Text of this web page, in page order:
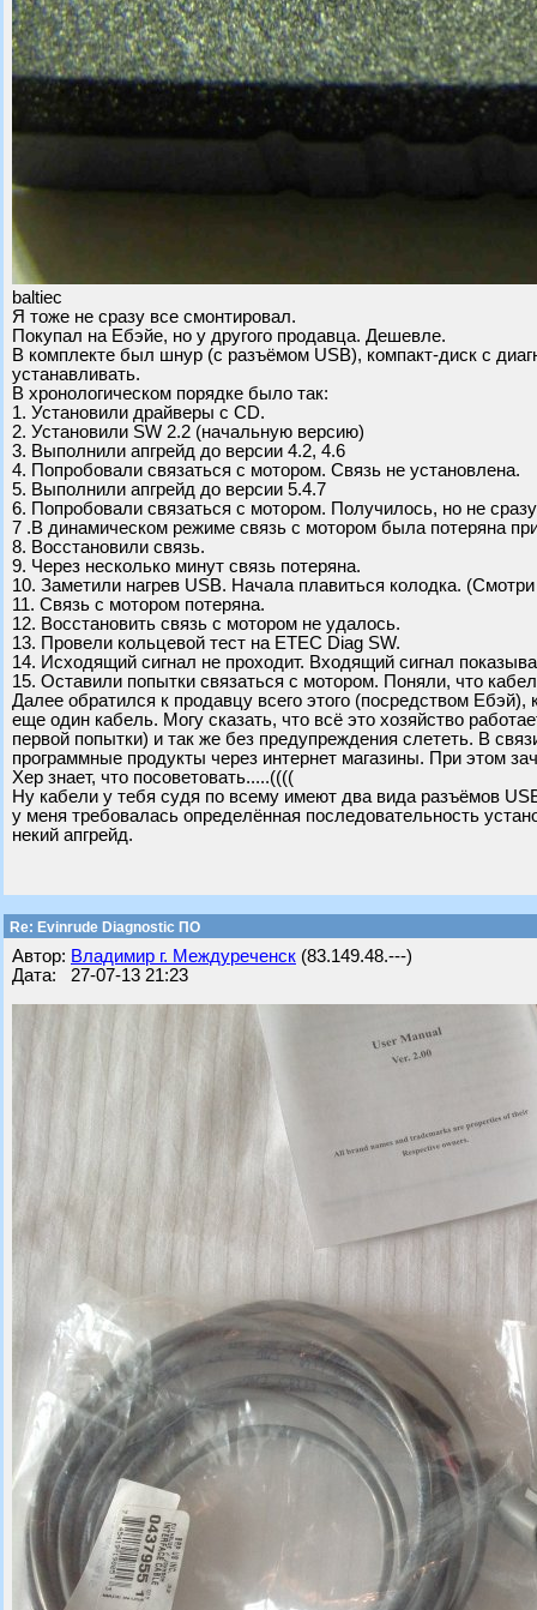
baltiec
Я тоже не сразу все смонтировал.
Покупал на Ебэйе, но у другого продавца. Дешевле.
В комплекте был шнур (с разъёмом USB), компакт-диск с
устанавливать.
В хронологическом порядке было так:
1. Установили драйверы с CD.
2. Установили SW 2.2 (начальную версию)
3. Выполнили апгрейд до версии 4.2, 4.6
4. Попробовали связаться с мотором. Связь не установлена.
5. Выполнили апгрейд до версии 5.4.7
6. Попробовали связаться с мотором. Получилось, но не
7 .В динамическом режиме связь с мотором была потеряна
8. Восстановили связь.
9. Через несколько минут связь потеряна.
10. Заметили нагрев USB. Начала плавиться колодка.
11. Связь с мотором потеряна.
12. Восстановить связь с мотором не удалось.
13. Провели кольцевой тест на ETEC Diag SW.
14. Исходящий сигнал не проходит. Входящий сигнал
15. Оставили попытки связаться с мотором. Поняли, что
Далее обратился к продавцу всего этого (посредством
еще один кабель. Могу сказать, что всё это хозяйство
первой попытки) и так же без предупреждения слететь. В
программные продукты через интернет магазины. При этом
Хер знает, что посоветовать.....((((
Ну кабели у тебя судя по всему имеют два вида разъёмов
у меня требовалась определённая последовательность
некий апгрейд.
Re: Evinrude Diagnostic ПО
Автор: Владимир г. Междуреченск (83.149.48.---)
Дата: 27-07-13 21:23